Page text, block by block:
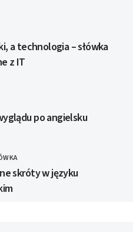
a technologia – słówka
z IT
po angielsku
skróty w języku